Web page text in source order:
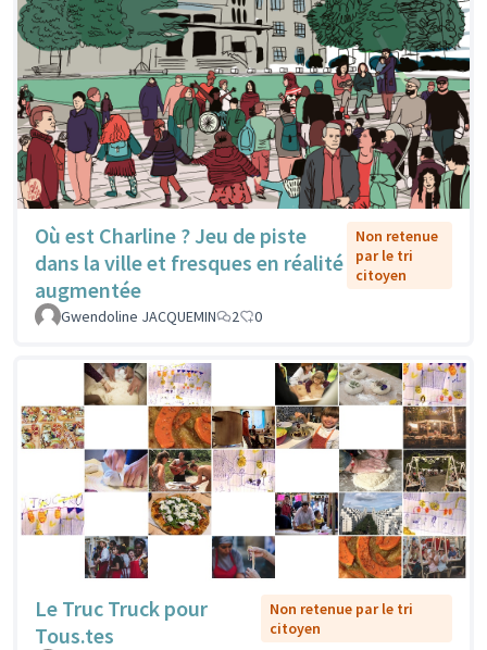
Où est Charline ? Jeu de piste
dans la ville et fresques en réalité
augmentée
Non retenue
par le tri
citoyen
Gwendoline JACQUEMIN 2 0
Le Truc Truck pour
Tous.tes
Non retenue par le tri
citoyen